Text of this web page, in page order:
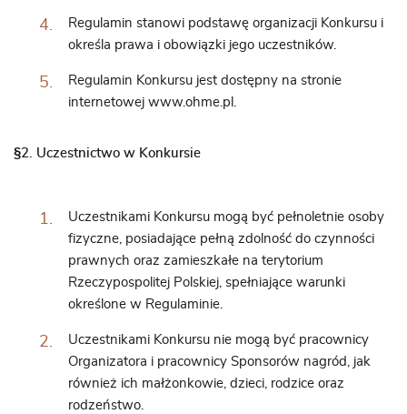
Regulamin stanowi podstawę organizacji Konkursu i
określa prawa i obowiązki jego uczestników.
Regulamin Konkursu jest dostępny na stronie
internetowej www.ohme.pl
§2. Uczestnictwo w Konkursie
Uczestnikami Konkursu mogą być pełnoletnie osoby
fizyczne, posiadające pełną zdolność do czynności
prawnych oraz zamieszkałe na terytorium
Rzeczypospolitej Polskiej, spełniające warunki
określone w Regulaminie.
Uczestnikami Konkursu nie mogą być pracownicy
Organizatora i pracownicy Sponsorów nagród, jak
również ich małżonkowie, dzieci, rodzice oraz
rodzeństwo.